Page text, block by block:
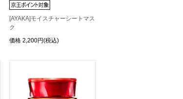
[AYAKA]モイスチャーシートマス
ク
価格 2,200円(税込)